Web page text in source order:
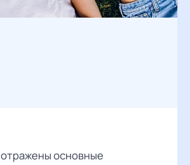
отражены основные